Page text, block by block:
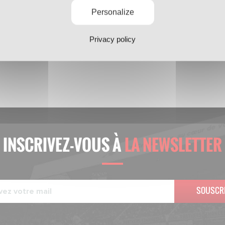
INSCRIVEZ-VOUS ÀLA NEWSLETTER
Personalize
Privacy policy